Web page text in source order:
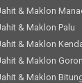
& Maklon
& Maklon Palu
& Maklon
& Maklon
& Maklon